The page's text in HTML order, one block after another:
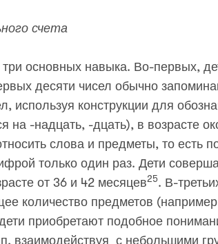
счета
основных навыка. Во-первых,
десяти чисел обычно
используя конструкции для
на -надцать, -дцать), в возрасте
слова и предметы, то есть
только один раз. Дети
от 36 и 42 месяцев25. В-
количество предметов
приобретают подобное
взаимодействуя с небольшими